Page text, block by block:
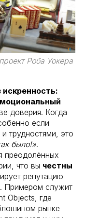
Роба Уокера
доверия. Когда
если
трудностями, это
было!».
преодолённых
что вы честны
репутацию
Примером служит
Objects, где
рынке